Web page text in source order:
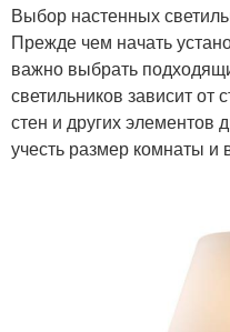
Выбор настенных
Прежде чем начать
важно выбрать
светильников зависит от
стен и других
учесть размер комнаты и